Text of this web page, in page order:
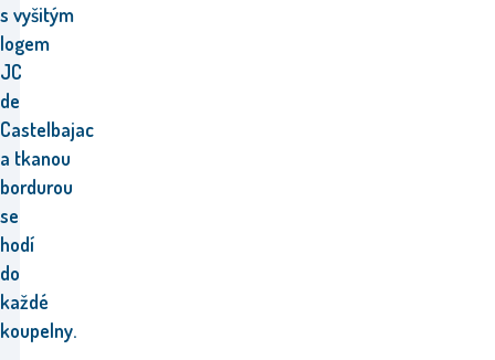
s vyšitým
logem
JC
de
Castelbajac
a tkanou
bordurou
se
hodí
do
každé
koupelny.